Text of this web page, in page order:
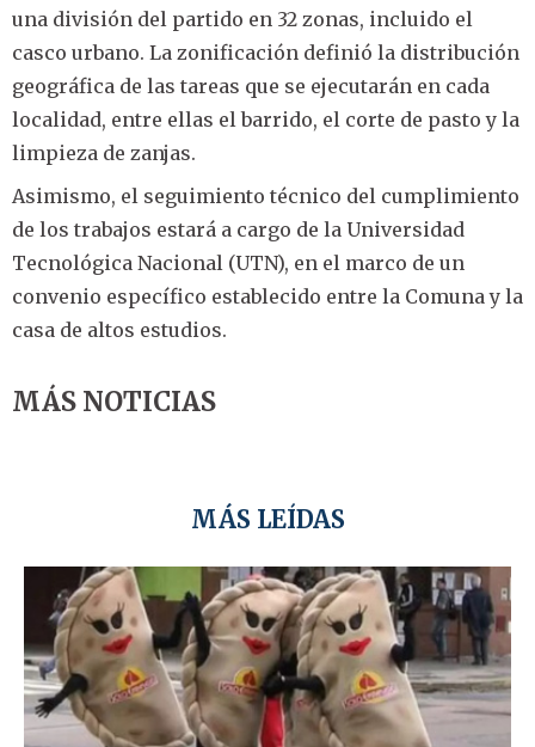
una división del partido en 32 zonas, incluido el
casco urbano. La zonificación definió la distribución
geográfica de las tareas que se ejecutarán en cada
localidad, entre ellas el barrido, el corte de pasto y la
limpieza de zanjas.
Asimismo, el seguimiento técnico del cumplimiento
de los trabajos estará a cargo de la Universidad
Tecnológica Nacional (UTN), en el marco de un
convenio específico establecido entre la Comuna y la
casa de altos estudios.
MÁS NOTICIAS
MÁS LEÍDAS